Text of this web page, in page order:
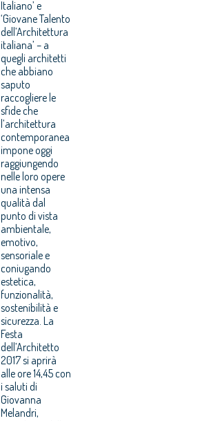
Italiano’ e
‘Giovane Talento
dell’Architettura
italiana’ – a
quegli architetti
che abbiano
saputo
raccogliere le
sfide che
l’architettura
contemporanea
impone oggi
raggiungendo
nelle loro opere
una intensa
qualità dal
punto di vista
ambientale,
emotivo,
sensoriale e
coniugando
estetica,
funzionalità,
sostenibilità e
sicurezza. La
Festa
dell’Architetto
2017 si aprirà
alle ore 14,45 con
i saluti di
Giovanna
Melandri,